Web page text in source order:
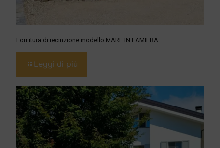
Fornitura di recinzione modello MARE IN LAMIERA
Leggi di più